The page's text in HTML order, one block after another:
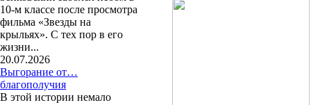
10-м классе после просмотра
фильма «Звезды на
крыльях». С тех пор в его
жизни...
20.07.2026
Выгорание от…
благополучия
В этой истории немало